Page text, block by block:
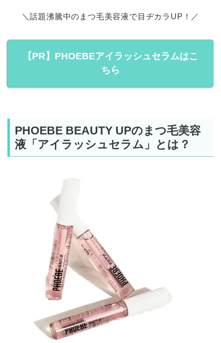
＼話題沸騰中のまつ毛美容液で目ヂカラUP！／
【PR】PHOEBEアイラッシュセラムはこ
ちら
PHOEBE BEAUTY UPのまつ毛美容
液「アイラッシュセラム」とは？